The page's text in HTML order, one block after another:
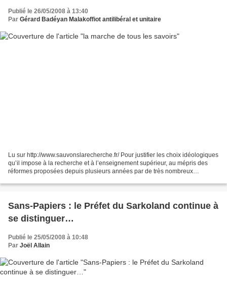
Publié le 26/05/2008 à 13:40
Par Gérard Badéyan Malakoffiot antilibéral et unitaire
Lu sur http://www.sauvonslarecherche.fr/ Pour justifier les choix idéologiques
qu’il impose à la recherche et à l’enseignement supérieur, au mépris des
réformes proposées depuis plusieurs années par de très nombreux
Sans-Papiers : le Préfet du Sarkoland continue à
se distinguer…
Publié le 25/05/2008 à 10:48
Par Joël Allain